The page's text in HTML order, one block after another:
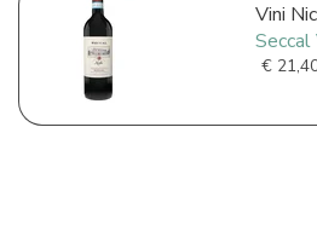
Vini
€